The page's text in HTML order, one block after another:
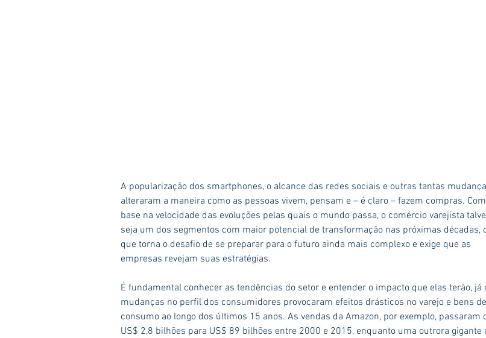
A popularização dos smartphones, o alcance das redes sociais e outras tantas
alteraram a maneira como as pessoas vivem, pensam e – é claro – fazem compras. Com
base na velocidade das evoluções pelas quais o mundo passa, o comércio varejista
seja um dos segmentos com maior potencial de transformação nas próximas décadas,
que torna o desafio de se preparar para o futuro ainda mais complexo e exige que as
empresas revejam suas estratégias.
É fundamental conhecer as tendências do setor e entender o impacto que elas terão, já
mudanças no perfil dos consumidores provocaram efeitos drásticos no varejo e bens de
consumo ao longo dos últimos 15 anos. As vendas da Amazon, por exemplo, passaram
US$ 2,8 bilhões para US$ 89 bilhões entre 2000 e 2015, enquanto uma outrora gigante